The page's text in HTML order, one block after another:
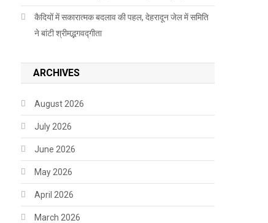
कैदियों में सकारात्मक बदलाव की पहल, देहरादून जेल में समिति
ने बांटी श्रीमद्भगवद्गीता
ARCHIVES
August 2026
July 2026
June 2026
May 2026
April 2026
March 2026